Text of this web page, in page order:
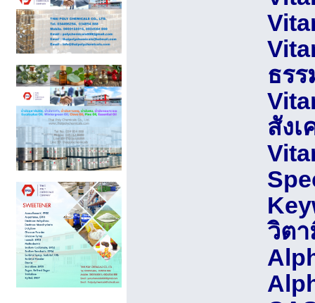
ธร
สังเ
วิต